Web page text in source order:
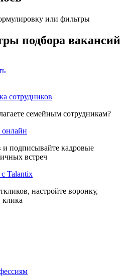
или фильтры
подбора вакансий
сотрудников
семейным сотрудникам?
онлайн
и подписывайте кадровые
встреч
с Talantix
настройте воронку,
клика